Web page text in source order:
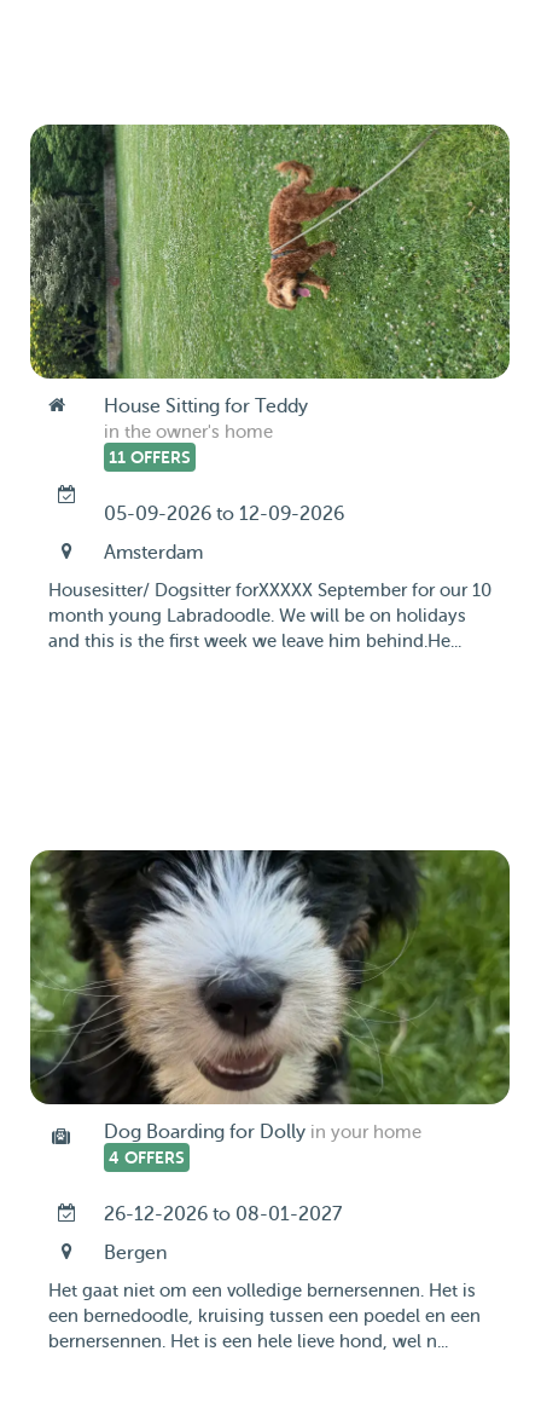
House Sitting for Teddy
in the owner's home
11 OFFERS
05-09-2026 to 12-09-2026
Amsterdam
Housesitter/ Dogsitter forXXXXX September for our 10
month young Labradoodle. We will be on holidays
and this is the first week we leave him behind.He...
Dog Boarding for Dolly in your home
4 OFFERS
26-12-2026 to 08-01-2027
Bergen
Het gaat niet om een volledige bernersennen. Het is
een bernedoodle, kruising tussen een poedel en een
bernersennen. Het is een hele lieve hond, wel n...